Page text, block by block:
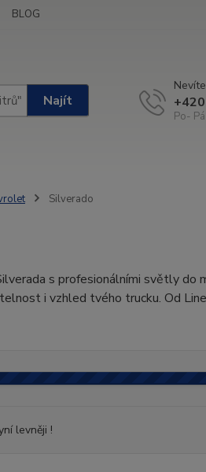
BLOG
Najít
Po-
Silverado
s profesionálními světly do
i vzhled tvého trucku. Od
levněji !